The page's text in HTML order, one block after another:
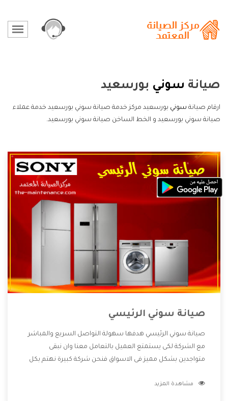
صيانة سوني بورسعيد
ارقام صيانة سوني بورسعيد مركز خدمة صيانة سوني بورسعيد خدمة عملاء
صيانة سوني بورسعيد و الخط الساخن صيانة سوني بورسعيد.
صيانة سوني الرئيسي
صيانة سوني الرئيسي هدفها سهولة التواصل السريع والمباشر
مع الشركة لكى يستمتع العميل بالتعامل معنا وان نبقى
متواجدين بشكل مميز فى الاسواق فنحن شركة كبيرة نهتم بكل
الشركة بها والتى تكون منها خدمة الصيانة التى تكون من أهم
مشاهدة المزيد